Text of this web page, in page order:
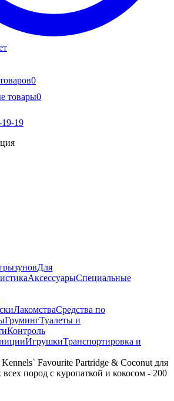
0
товары0
19
Для
АксессуарыСпециальные
ЛакомстваСредства по
ГрумингТуалеты и
Контроль
ИгрушкиТранспортировка и
Favourite Partridge & Coconut для
всех пород с куропаткой и кокосом - 200